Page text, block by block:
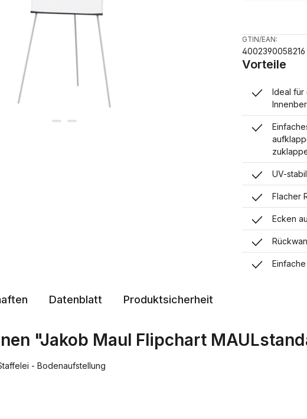
GTIN/EAN:
4002390058216
Vorteile
Ideal für
UV-
Flacher
Ecken
Datenblatt Produktsicherheit
"Jakob Maul Flipchart
- Bodenaufstellung